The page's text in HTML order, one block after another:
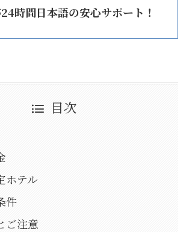
時間日本語の安心サポート！
目次
ホテル
件
ご注意